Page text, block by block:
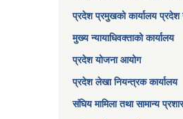
प्रदेश प्रमुखको कार्यालय
मुख्य न्यायाधिवक्ताको कार्यालय
प्रदेश योजना आयोग
प्रदेश लेखा नियन्त्रक कार्यालय
संघिय मामिला तथा सामान्य